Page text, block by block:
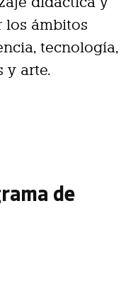
los ámbitos
tecnología,
y arte.
de